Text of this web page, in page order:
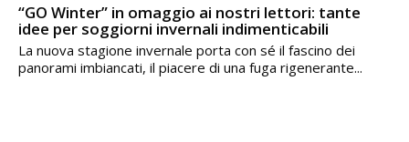
“GO Winter” in omaggio ai nostri lettori: tante
idee per soggiorni invernali indimenticabili
La nuova stagione invernale porta con sé il fascino dei
panorami imbiancati, il piacere di una fuga rigenerante...